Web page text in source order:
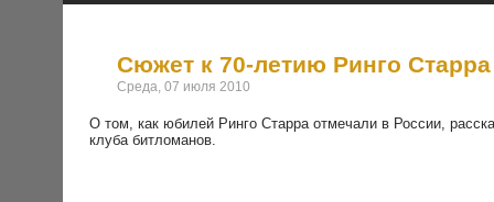
Сюжет к 70-летию Ринго Старра
Среда, 07 июля 2010
О том, как юбилей Ринго Старра отмечали в России,
клуба битломанов.